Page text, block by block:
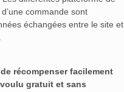
commande sont
échangées entre le site et
récompenser facilement
gratuit et sans